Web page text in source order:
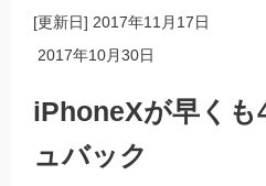
[更新日] 2017年11月17日
2017年10月30日
iPhoneXが早くも
ュバック